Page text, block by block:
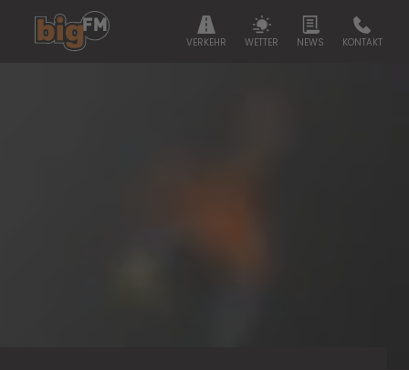
VERKEHR WETTER NEWS KONTAKT